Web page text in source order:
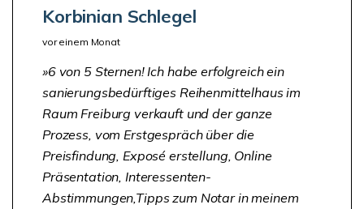
Korbinian Schlegel
vor einem Monat
6 von 5 Sternen! Ich habe erfolgreich ein
sanierungsbedürftiges Reihenmittelhaus im
Raum Freiburg verkauft und der ganze
Prozess, vom Erstgespräch über die
Preisfindung, Exposé erstellung, Online
Präsentation, Interessenten-
Abstimmungen,Tipps zum Notar in meinem